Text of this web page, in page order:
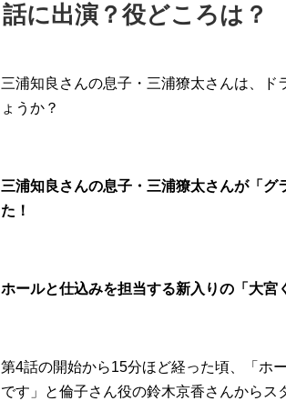
話に出演？役どころは？
三浦知良さんの息子・三浦獠太さんは、ド
ょうか？
三浦知良さんの息子・三浦獠太さんが「
た！
ホールと仕込みを担当する新入りの「大宮
第4話の開始から15分ほど経った頃、「ホ
です」と倫子さん役の鈴木京香さんからス